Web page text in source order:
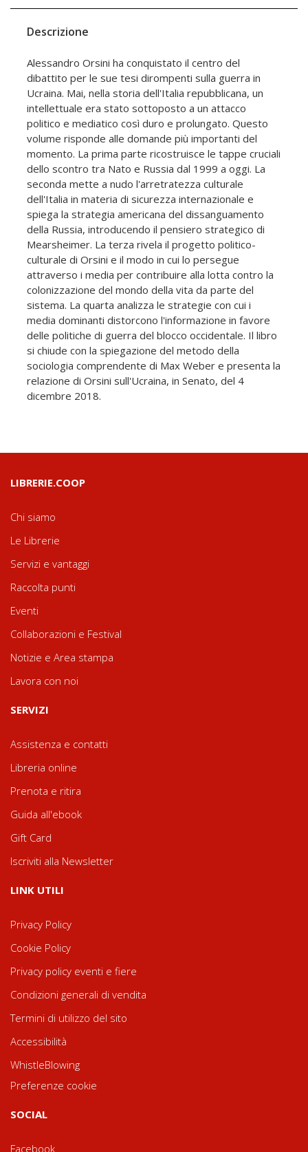
Descrizione
Alessandro Orsini ha conquistato il centro del
dibattito per le sue tesi dirompenti sulla guerra in
Ucraina. Mai, nella storia dell'Italia repubblicana, un
intellettuale era stato sottoposto a un attacco
politico e mediatico così duro e prolungato. Questo
volume risponde alle domande più importanti del
momento. La prima parte ricostruisce le tappe cruciali
dello scontro tra Nato e Russia dal 1999 a oggi. La
seconda mette a nudo l'arretratezza culturale
dell'Italia in materia di sicurezza internazionale e
spiega la strategia americana del dissanguamento
della Russia, introducendo il pensiero strategico di
Mearsheimer. La terza rivela il progetto politico-
culturale di Orsini e il modo in cui lo persegue
attraverso i media per contribuire alla lotta contro la
colonizzazione del mondo della vita da parte del
sistema. La quarta analizza le strategie con cui i
media dominanti distorcono l'informazione in favore
delle politiche di guerra del blocco occidentale. Il libro
si chiude con la spiegazione del metodo della
sociologia comprendente di Max Weber e presenta la
relazione di Orsini sull'Ucraina, in Senato, del 4
dicembre 2018.
LIBRERIE.COOP
Chi siamo
Le Librerie
Servizi e vantaggi
Raccolta punti
Eventi
Collaborazioni e Festival
Notizie e Area stampa
Lavora con noi
SERVIZI
Assistenza e contatti
Libreria online
Prenota e ritira
Guida all'ebook
Gift Card
Iscriviti alla Newsletter
LINK UTILI
Privacy Policy
Cookie Policy
Privacy policy eventi e fiere
Condizioni generali di vendita
Termini di utilizzo del sito
Accessibilità
WhistleBlowing
Preferenze cookie
SOCIAL
Facebook